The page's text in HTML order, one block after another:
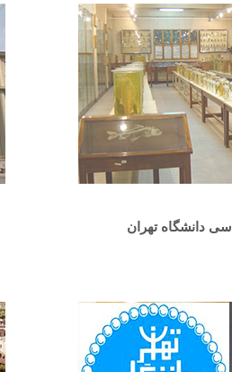
دانشگاه تهران